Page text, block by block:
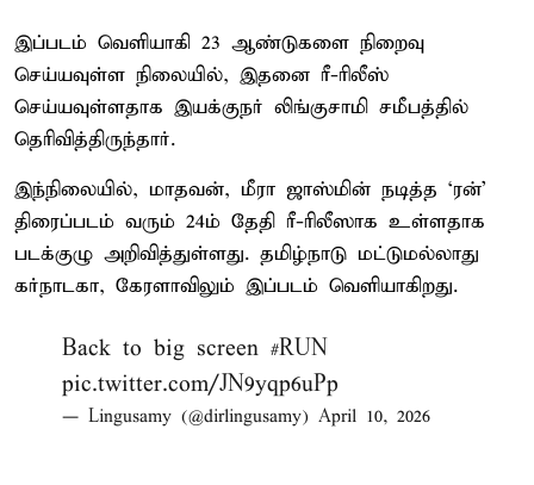
இப்படம் வெளியாகி 23 ஆண்டுகளை நிறைவு
செய்யவுள்ள நிலையில், இதனை ரீ-ரிலீஸ்
செய்யவுள்ளதாக இயக்குநர் லிங்குசாமி சமீபத்தில்
தெரிவித்திருந்தார்.
இந்நிலையில், மாதவன், மீரா ஜாஸ்மின் நடித்த ‘ரன்’
திரைப்படம் வரும் 24ம் தேதி ரீ-ரிலீஸாக உள்ளதாக
படக்குழு அறிவித்துள்ளது. தமிழ்நாடு மட்டுமல்லாது
கர்நாடகா, கேரளாவிலும் இப்படம் வெளியாகிறது.
Back to big screen #RUN
pic.twitter.com/JN9yqp6uPp
— Lingusamy (@dirlingusamy) April 10, 2026